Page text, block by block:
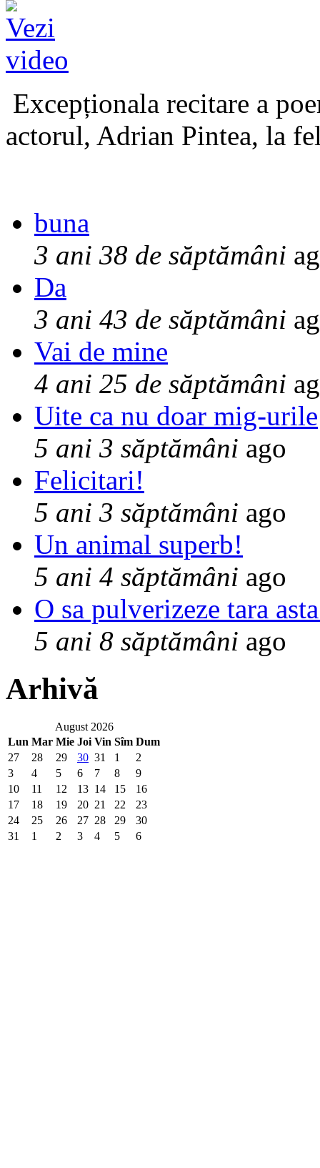
Excepționala recitare a
actorul, Adrian Pintea, la
buna
3 ani 38 de săptămâni
Da
3 ani 43 de săptămâni
Vai de mine
4 ani 25 de săptămâni
Uite ca nu doar mig-urile
5 ani 3 săptămâni ago
Felicitari!
5 ani 3 săptămâni ago
Un animal superb!
5 ani 4 săptămâni ago
O sa pulverizeze tara
5 ani 8 săptămâni ago
Arhivă
August 2026
Lun Mar Mie Joi Vin Sîm Dum
27
28 29 30 31 1
2
3
4 5 6 7 8
9
10
11 12 13 14 15
16
17
18 19 20 21 22
23
24
25 26 27 28 29
30
31
1 2 3 4 5 6